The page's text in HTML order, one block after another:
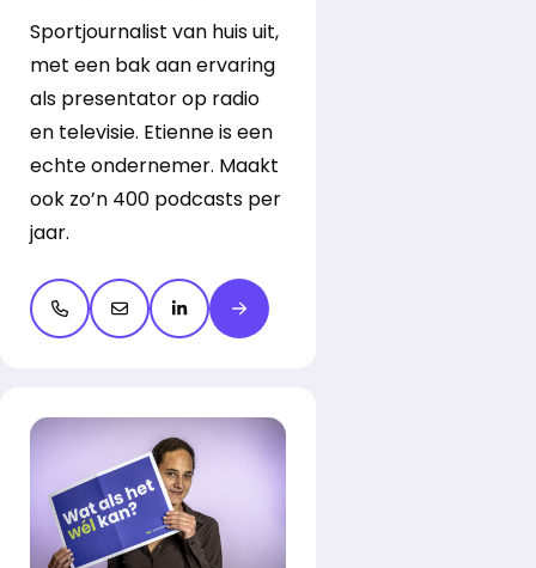
Sportjournalist van huis uit,
met een bak aan ervaring
als presentator op radio
en televisie. Etienne is een
echte ondernemer. Maakt
ook zo’n 400 podcasts per
jaar.
Open de contactpop-up
Open de contactpop-up
LinkedIn openen
Meer over Etienne Verhoeff